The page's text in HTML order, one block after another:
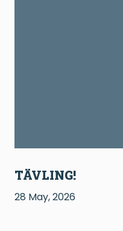
TÄVLING!
28 May, 2026